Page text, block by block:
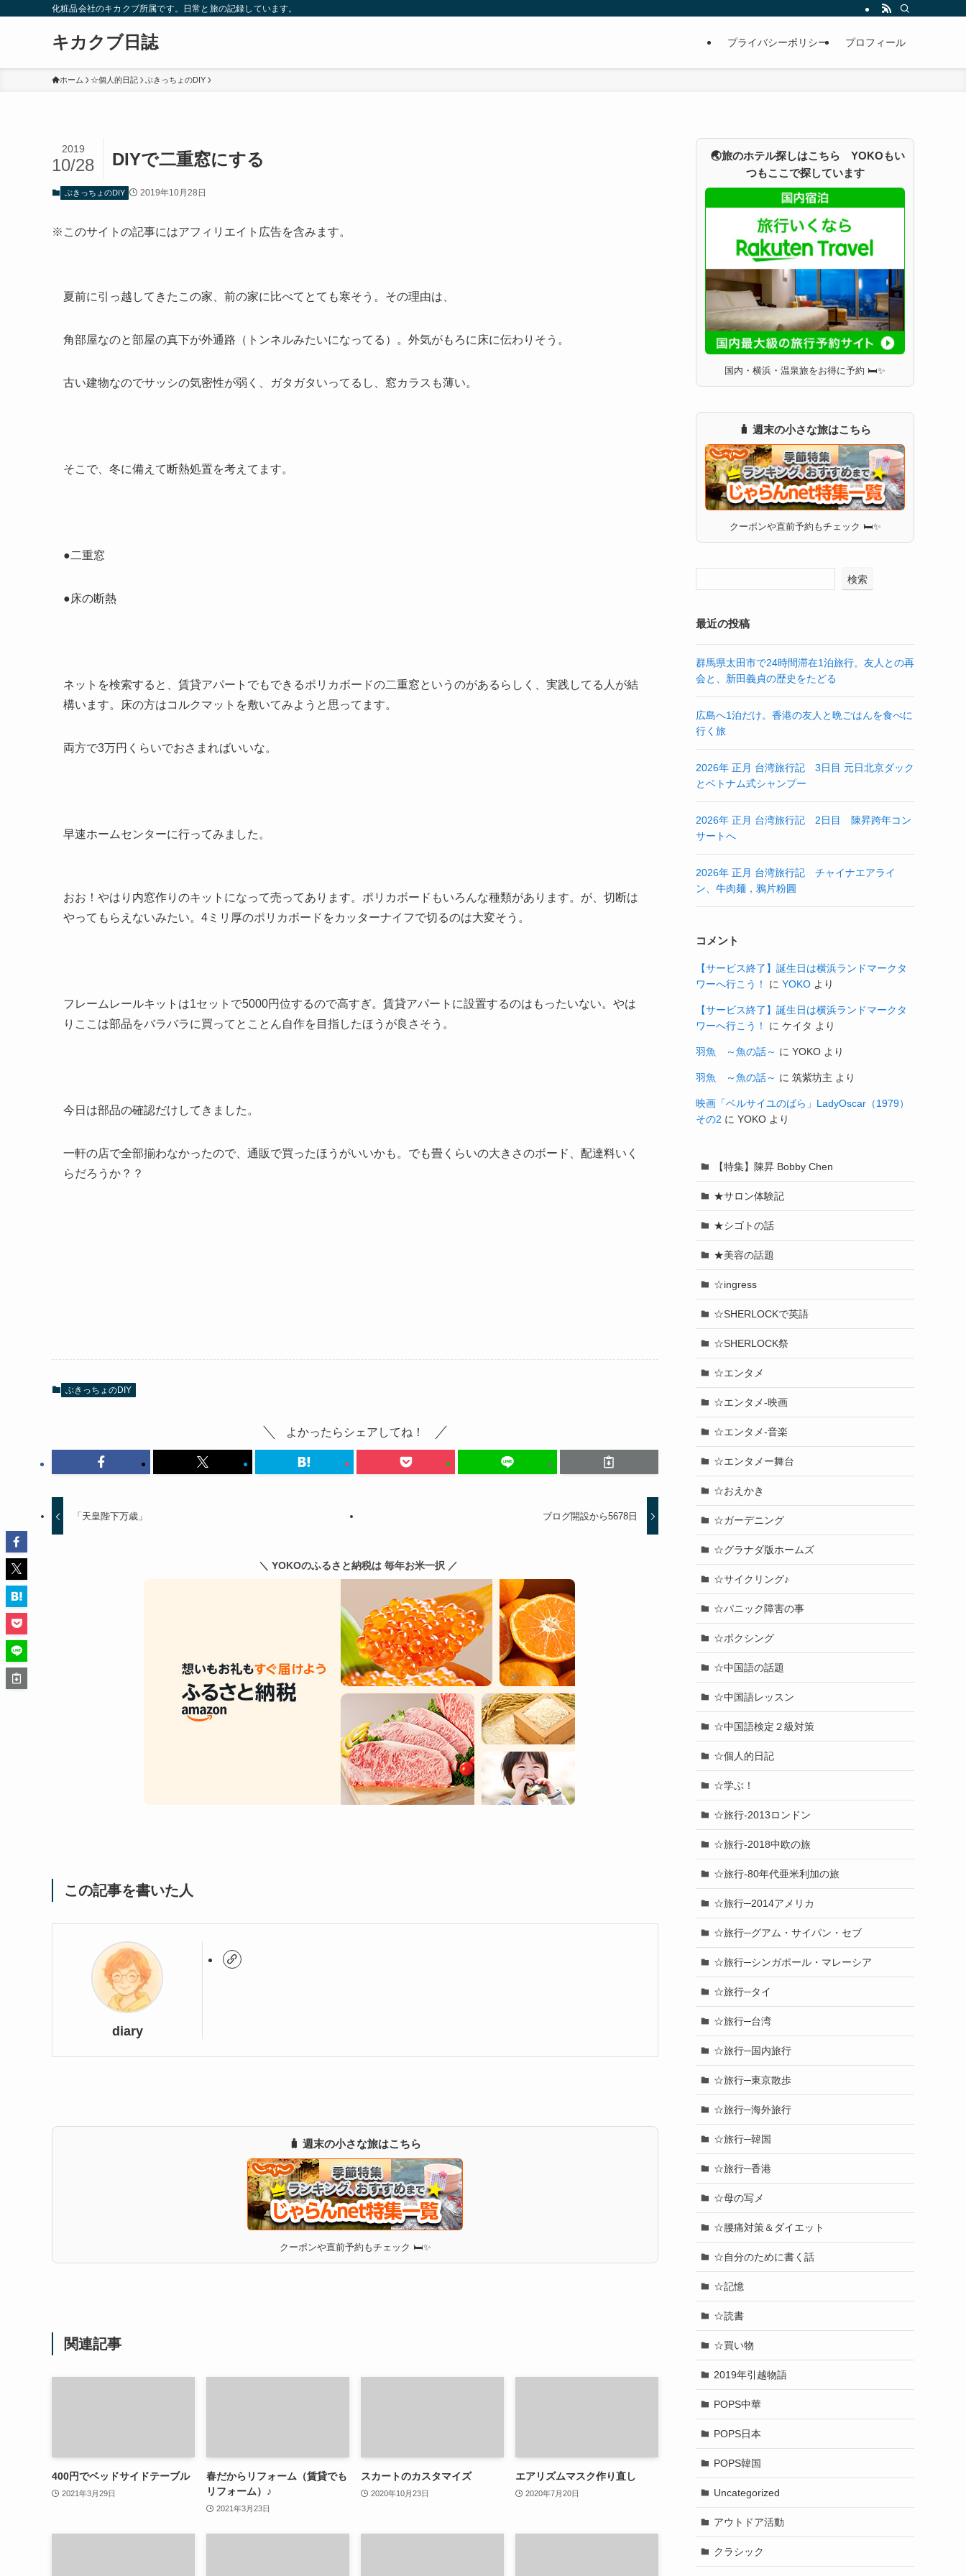
化粧品会社のキカクブ所属です。日常と旅の記録しています。
キカクブ日誌 プライバシーポリシー プロフィール
ホーム ☆個人的日記 ぶきっちょのDIY
DIYで二重窓にする
2019
10/28
ぶきっちょのDIY 2019年10月28日
※このサイトの記事にはアフィリエイト広告を含みます。
夏前に引っ越してきたこの家、前の家に比べてとても寒そう。その理由は、
角部屋なのと部屋の真下が外通路（トンネルみたいになってる）。外気がもろに床に伝わりそう。
古い建物なのでサッシの気密性が弱く、ガタガタいってるし、窓カラスも薄い。
そこで、冬に備えて断熱処置を考えてます。
●二重窓
●床の断熱
ネットを検索すると、賃貸アパートでもできるポリカボードの二重窓というのがあるらしく、実践してる人が結
構います。床の方はコルクマットを敷いてみようと思ってます。
両方で3万円くらいでおさまればいいな。
早速ホームセンターに行ってみました。
おお！やはり内窓作りのキットになって売ってあります。ポリカボードもいろんな種類があります。が、切断は
やってもらえないみたい。4ミリ厚のポリカボードをカッターナイフで切るのは大変そう。
フレームレールキットは1セットで5000円位するので高すぎ。賃貸アパートに設置するのはもったいない。やは
りここは部品をバラバラに買ってとことん自作を目指したほうが良さそう。
今日は部品の確認だけしてきました。
一軒の店で全部揃わなかったので、通販で買ったほうがいいかも。でも畳くらいの大きさのボード、配達料いく
らだろうか？？
ぶきっちょのDIY
よかったらシェアしてね！
「天皇陛下万歳」 ブログ開設から5678日
＼ YOKOのふるさと納税は 毎年お米一択 ／
この記事を書いた人
diary
🧳 週末の小さな旅はこちら
クーポンや直前予約もチェック 🛏✨
関連記事
400円でベッドサイドテーブル
2021年3月29日
春だからリフォーム（賃貸でも
リフォーム）♪
2021年3月23日
スカートのカスタマイズ
2020年10月23日
エアリズムマスク作り直し
2020年7月20日
🌏旅のホテル探しはこちら YOKOもい
つもここで探しています
国内・横浜・温泉旅をお得に予約 🛏✨
🧳 週末の小さな旅はこちら
クーポンや直前予約もチェック 🛏✨
検索
最近の投稿
群馬県太田市で24時間滞在1泊旅行。友人との再
会と、新田義貞の歴史をたどる
広島へ1泊だけ。香港の友人と晩ごはんを食べに
行く旅
2026年 正月 台湾旅行記 3日目 元日北京ダック
とベトナム式シャンプー
2026年 正月 台湾旅行記 2日目 陳昇跨年コン
サートへ
2026年 正月 台湾旅行記 チャイナエアライ
ン、牛肉麺，鴉片粉圓
コメント
【サービス終了】誕生日は横浜ランドマークタ
ワーへ行こう！
に YOKO より
【サービス終了】誕生日は横浜ランドマークタ
ワーへ行こう！
に ケイタ より
羽魚 ～魚の話～ に YOKO より
羽魚 ～魚の話～ に 筑紫坊主 より
映画「ベルサイユのばら」LadyOscar（1979）
その2 に YOKO より
【特集】陳昇 Bobby Chen
★サロン体験記
★シゴトの話
★美容の話題
☆ingress
☆SHERLOCKで英語
☆SHERLOCK祭
☆エンタメ
☆エンタメ-映画
☆エンタメ-音楽
☆エンタメー舞台
☆おえかき
☆ガーデニング
☆グラナダ版ホームズ
☆サイクリング♪
☆パニック障害の事
☆ボクシング
☆中国語の話題
☆中国語レッスン
☆中国語検定２級対策
☆個人的日記
☆学ぶ！
☆旅行-2013ロンドン
☆旅行-2018中欧の旅
☆旅行-80年代亜米利加の旅
☆旅行─2014アメリカ
☆旅行─グアム・サイパン・セブ
☆旅行─シンガポール・マレーシア
☆旅行─タイ
☆旅行─台湾
☆旅行─国内旅行
☆旅行─東京散歩
☆旅行─海外旅行
☆旅行─韓国
☆旅行─香港
☆母の写メ
☆腰痛対策＆ダイエット
☆自分のために書く話
☆記憶
☆読書
☆買い物
2019年引越物語
POPS中華
POPS日本
POPS韓国
Uncategorized
アウトドア活動
クラシック